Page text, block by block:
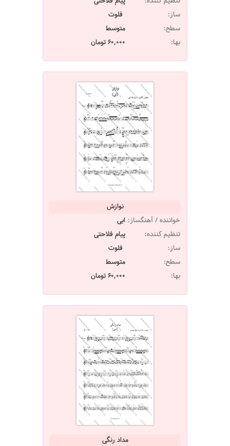
ساز:
فلوت
سطح:
متوسط
بها:
60,000 تومان
نوازش
خواننده / آهنگساز: ابی
تنظیم کننده:
پیام فلاحتی
ساز:
فلوت
سطح:
متوسط
بها:
60,000 تومان
مداد رنگی